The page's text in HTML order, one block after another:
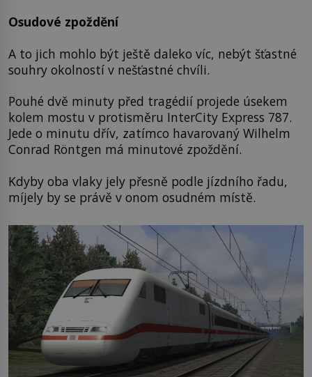
Osudové zpoždění
A to jich mohlo být ještě daleko víc, nebýt šťastné
souhry okolností v nešťastné chvíli.
Pouhé dvě minuty před tragédií projede úsekem
kolem mostu v protisměru InterCity Express 787.
Jede o minutu dřív, zatímco havarovaný Wilhelm
Conrad Röntgen má minutové zpoždění.
Kdyby oba vlaky jely přesně podle jízdního řadu,
míjely by se právě v onom osudném místě.